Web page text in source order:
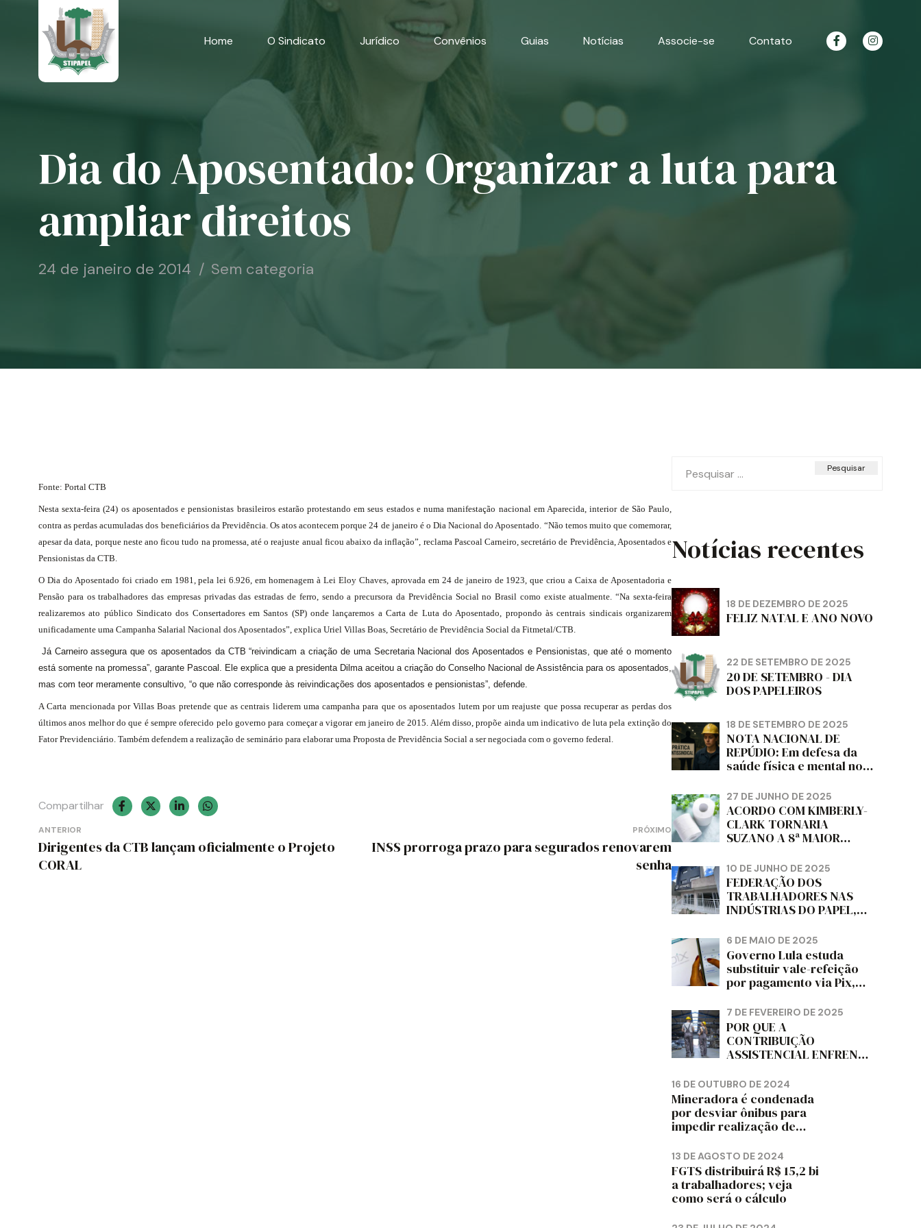
Home O Sindicato Jurídico Convênios Guias Notícias Associe-se Contato
Dia do Aposentado: Organizar a luta para
ampliar direitos
24 de janeiro de 2014 Sem categoria
Fonte: Portal CTB
Nesta sexta-feira (24) os aposentados e pensionistas brasileiros estarão protestando em seus estados e numa manifestação nacional em Aparecida, interior de São Paulo,
contra as perdas acumuladas dos beneficiários da Previdência. Os atos acontecem porque 24 de janeiro é o Dia Nacional do Aposentado. “Não temos muito que comemorar,
apesar da data, porque neste ano ficou tudo na promessa, até o reajuste anual ficou abaixo da inflação”, reclama Pascoal Carneiro, secretário de Previdência, Aposentados e
Pensionistas da CTB.
O Dia do Aposentado foi criado em 1981, pela lei 6.926, em homenagem à Lei Eloy Chaves, aprovada em 24 de janeiro de 1923, que criou a Caixa de Aposentadoria e
Pensão para os trabalhadores das empresas privadas das estradas de ferro, sendo a precursora da Previdência Social no Brasil como existe atualmente. “Na sexta-feira
realizaremos ato público Sindicato dos Consertadores em Santos (SP) onde lançaremos a Carta de Luta do Aposentado, propondo às centrais sindicais organizarem
unificadamente uma Campanha Salarial Nacional dos Aposentados”, explica Uriel Villas Boas, Secretário de Previdência Social da Fitmetal/CTB.
Já Carneiro assegura que os aposentados da CTB “reivindicam a criação de uma Secretaria Nacional dos Aposentados e Pensionistas, que até o momento
está somente na promessa”, garante Pascoal. Ele explica que a presidenta Dilma aceitou a criação do Conselho Nacional de Assistência para os aposentados,
mas com teor meramente consultivo, “o que não corresponde às reivindicações dos aposentados e pensionistas”, defende.
A Carta mencionada por Villas Boas pretende que as centrais liderem uma campanha para que os aposentados lutem por um reajuste que possa recuperar as perdas dos
últimos anos melhor do que é sempre oferecido pelo governo para começar a vigorar em janeiro de 2015. Além disso, propõe ainda um indicativo de luta pela extinção do
Fator Previdenciário. Também defendem a realização de seminário para elaborar uma Proposta de Previdência Social a ser negociada com o governo federal.
Compartilhar
Navegação
de
ANTERIOR
Dirigentes da CTB lançam oficialmente o Projeto
CORAL
PRÓXIMO
INSS prorroga prazo para segurados renovarem
senha
por:
Notícias recentes
18 DE DEZEMBRO DE 2025
FELIZ NATAL E ANO NOVO
22 DE SETEMBRO DE 2025
20 DE SETEMBRO - DIA
DOS PAPELEIROS
18 DE SETEMBRO DE 2025
NOTA NACIONAL DE
REPÚDIO: Em defesa da
saúde física e mental no
da dignidade sindical.
27 DE JUNHO DE 2025
ACORDO COM KIMBERLY-
CLARK TORNARIA
SUZANO A 8ª MAIOR
HIGIÊNICO DO MUNDO,
DIZ FITCH
10 DE JUNHO DE 2025
FEDERAÇÃO DOS
TRABALHADORES NAS
INDÚSTRIAS DO PAPEL,
CORTIÇA E ARTEFATOS
DE PAPEL DO ESTADO DO
PARANÁ – FETRAPEL-PR
6 DE MAIO DE 2025
Governo Lula estuda
substituir vale-refeição
por pagamento via Pix,
7 DE FEVEREIRO DE 2025
POR QUE A
CONTRIBUIÇÃO
ASSISTENCIAL ENFRENTA
TRABALHADORES?
16 DE OUTUBRO DE 2024
Mineradora é condenada
por desviar ônibus para
impedir realização de
13 DE AGOSTO DE 2024
FGTS distribuirá R$ 15,2 bi
a trabalhadores; veja
como será o cálculo